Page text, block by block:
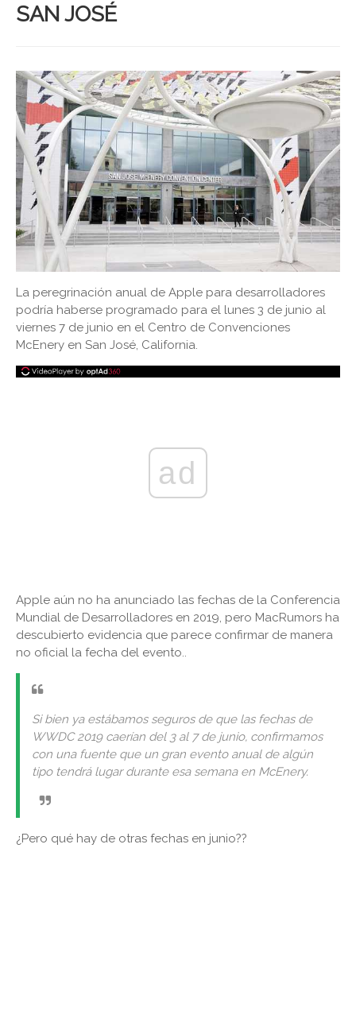
SAN JOSÉ
La peregrinación anual de Apple para desarrolladores
podría haberse programado para el lunes 3 de junio al
viernes 7 de junio en el Centro de Convenciones
McEnery en San José, California.
ad
Apple aún no ha anunciado las fechas de la Conferencia
Mundial de Desarrolladores en 2019, pero MacRumors ha
descubierto evidencia que parece confirmar de manera
no oficial la fecha del evento..
Si bien ya estábamos seguros de que las fechas de
WWDC 2019 caerían del 3 al 7 de junio, confirmamos
con una fuente que un gran evento anual de algún
tipo tendrá lugar durante esa semana en McEnery.
¿Pero qué hay de otras fechas en junio??